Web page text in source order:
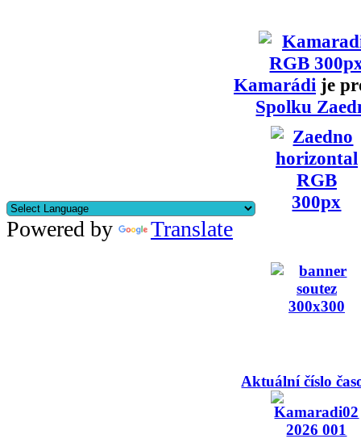
Kamarádi je
Spolku
Powered by Translate
Aktuální číslo